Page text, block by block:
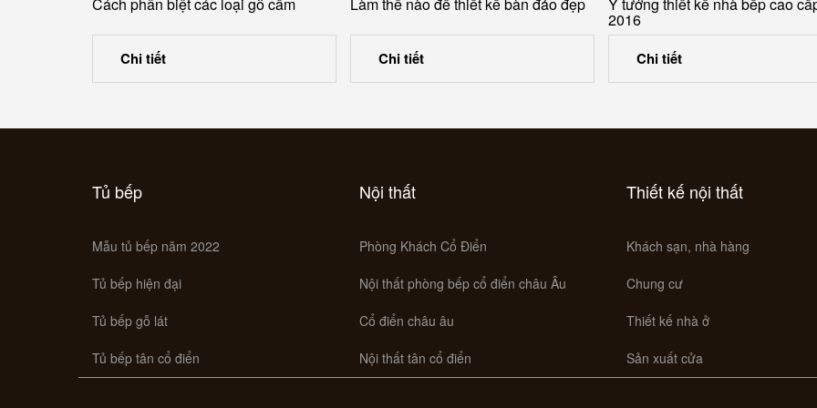
Cách phân biệt các loại gỗ cẩm
Chi tiết
Làm thế nào để thiết kế bàn đảo đẹp
Chi tiết
Ý tưởng thiết kế nhà bếp cao
2016
Chi tiết
Tủ bếp
Mẫu tủ bếp năm 2022
Tủ bếp hiện đại
Tủ bếp gỗ lát
Tủ bếp tân cổ điển
Nội thất
Phòng Khách Cổ Điển
Nội thất phòng bếp cổ điển châu Âu
Cổ điển châu âu
Nội thất tân cổ điển
Thiết kế nội thất
Khách sạn, nhà hàng
Chung cư
Thiết kế nhà ở
Sản xuất cửa